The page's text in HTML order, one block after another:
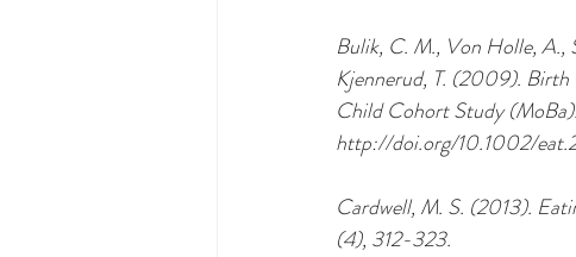
Bulik, C. M., Von Holle, A.,
Kjennerud, T. (2009).
Child Cohort Study
http://doi.org/10.1002/
Cardwell, M. S. (2013).
(4), 312-323.